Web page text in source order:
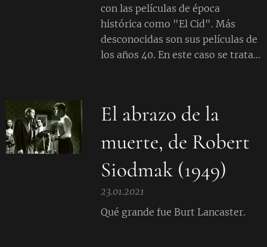
con las películas de época
histórica como "El Cid". Más
desconocidas son sus películas de
los años 40. En este caso se trata...
El abrazo de la
muerte, de Robert
Siodmak (1949)
23.01.2021
Qué grande fue Burt Lancaster.